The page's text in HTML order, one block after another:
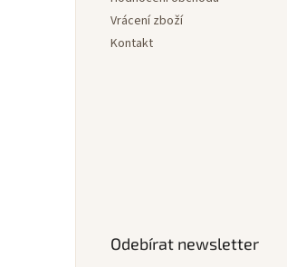
Vrácení zboží
Kontakt
Odebírat newsletter